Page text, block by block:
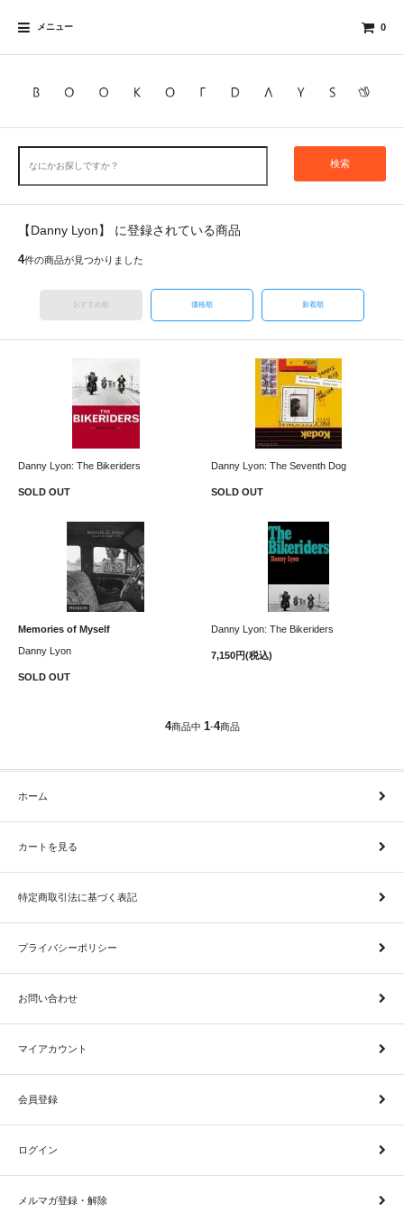
メニュー 0
検索
【Danny Lyon】 に登録されている商品
4件の商品が見つかりました
おすすめ順 価格順 新着順
Danny Lyon: The Bikeriders
SOLD OUT
Danny Lyon: The Seventh Dog
SOLD OUT
Memories of Myself
Danny Lyon
SOLD OUT
Danny Lyon: The Bikeriders
7,150円(税込)
4商品中 1-4商品
ホーム
カートを見る
特定商取引法に基づく表記
プライバシーポリシー
お問い合わせ
マイアカウント
会員登録
ログイン
メルマガ登録・解除